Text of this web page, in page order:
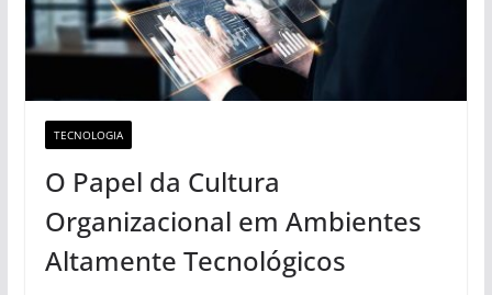
TECNOLOGIA
O Papel da Cultura
Organizacional em Ambientes
Altamente Tecnológicos